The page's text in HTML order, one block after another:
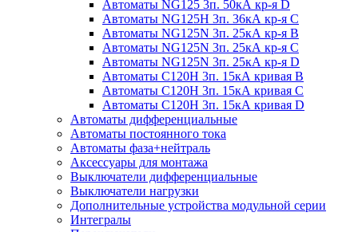
Автоматы NG125 3п. 50кА кр-я D
Автоматы NG125H 3п. 36кА кр-я C
Автоматы NG125N 3п. 25кА кр-я B
Автоматы NG125N 3п. 25кА кр-я C
Автоматы NG125N 3п. 25кА кр-я D
Автоматы С120Н 3п. 15кА кривая B
Автоматы С120Н 3п. 15кА кривая C
Автоматы С120Н 3п. 15кА кривая D
Автоматы дифференциальные
Автоматы постоянного тока
Автоматы фаза+нейтраль
Аксессуары для монтажа
Выключатели дифференциальные
Выключатели нагрузки
Дополнительные устройства модульной серии
Интегралы